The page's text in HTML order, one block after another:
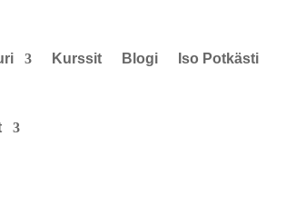
Kurssit Blogi Iso Potkästi